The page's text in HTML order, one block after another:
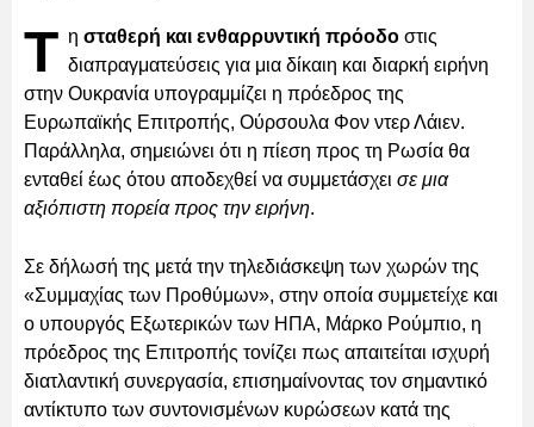
Τ η σταθερή και ενθαρρυντική πρόοδο στις
διαπραγματεύσεις για μια δίκαιη και διαρκή ειρήνη
στην Ουκρανία υπογραμμίζει η πρόεδρος της
Ευρωπαϊκής Επιτροπής, Ούρσουλα Φον ντερ Λάιεν.
Παράλληλα, σημειώνει ότι η πίεση προς τη Ρωσία θα
ενταθεί έως ότου αποδεχθεί να συμμετάσχει σε μια
αξιόπιστη πορεία προς την ειρήνη.
Σε δήλωσή της μετά την τηλεδιάσκεψη των χωρών της
«Συμμαχίας των Προθύμων», στην οποία συμμετείχε και
ο υπουργός Εξωτερικών των ΗΠΑ, Μάρκο Ρούμπιο, η
πρόεδρος της Επιτροπής τονίζει πως απαιτείται ισχυρή
διατλαντική συνεργασία, επισημαίνοντας τον σημαντικό
αντίκτυπο των συντονισμένων κυρώσεων κατά της